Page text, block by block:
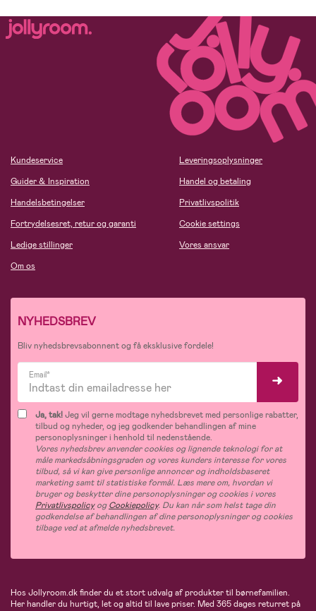
Kundeservice
Guider & Inspiration
Handelsbetingelser
Fortrydelsesret, retur og garanti
Ledige stillinger
Om os
Leveringsoplysninger
Handel og betaling
Privatlivspolitik
Cookie settings
Vores ansvar
NYHEDSBREV
Bliv nyhedsbrevsabonnent og få eksklusive fordele!
Email*
Ja, tak!Jeg vil gerne modtage nyhedsbrevet med personlige rabatter,
tilbud og nyheder, og jeg godkender behandlingen af mine
personoplysninger i henhold til nedenstående.
Vores nyhedsbrev anvender cookies og lignende teknologi for at
måle markedsåbningsgraden og vores kunders interesse for vores
tilbud, så vi kan give personlige annoncer og indholdsbaseret
marketing samt til statistiske formål. Læs mere om, hvordan vi
bruger og beskytter dine personoplysninger og cookies i vores
PrivatlivspolicyogCookiepolicy. Du kan når som helst tage din
godkendelse af behandlingen af dine personoplysninger og cookies
tilbage ved at afmelde nyhedsbrevet.
Hos Jollyroom.dk finder du et stort udvalg af produkter til børnefamilien.
Her handler du hurtigt, let og altid til lave priser. Med 365 dages returret på